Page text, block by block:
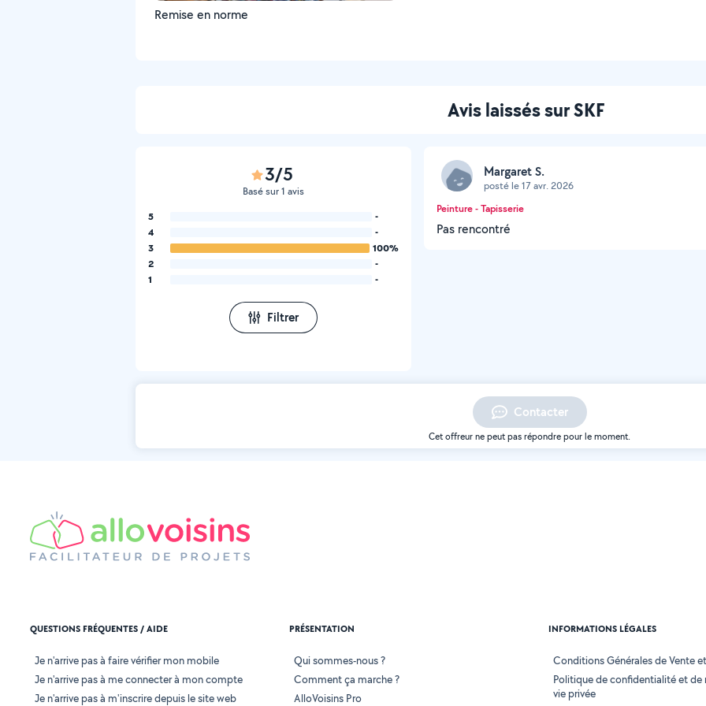
Remise en norme
Avis laissés sur SKF
3/5
Basé sur 1 avis
5
-
4
-
3
100%
2
-
1
-
Filtrer
Margaret S.
posté le 17 avr. 2026
Peinture - Tapisserie
Pas rencontré
Contacter
Cet offreur ne peut pas répondre pour le moment.
QUESTIONS FRÉQUENTES / AIDE
Je n'arrive pas à faire vérifier mon mobile
Je n'arrive pas à me connecter à mon compte
Je n'arrive pas à m'inscrire depuis le site web
PRÉSENTATION
Qui sommes-nous ?
Comment ça marche ?
AlloVoisins Pro
INFORMATIONS LÉGALES
Conditions Générales de Vente
Politique de confidentialité et de
vie privée